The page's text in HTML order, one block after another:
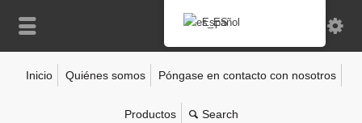
Inicio Quiénes somos Póngase en contacto con nosotros
Productos
Español